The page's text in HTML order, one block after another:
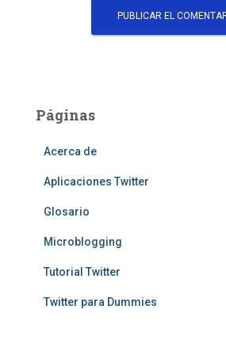
Páginas
Acerca de
Aplicaciones Twitter
Glosario
Microblogging
Tutorial Twitter
Twitter para Dummies